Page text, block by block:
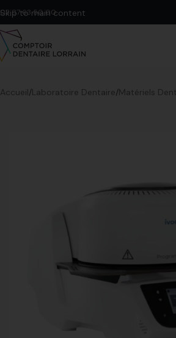
Skip to main content
03 87 63 50 00
Accueil Laboratoire Dentaire Matériels